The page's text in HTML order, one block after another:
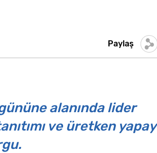
Paylaş
alanında lider
ve üretken yapay